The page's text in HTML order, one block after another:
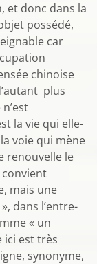
et donc dans la
possédé,
car
chinoise
plus
la vie qui elle-
voie qui mène
renouvelle le
convient
mais une
dans l’entre-
« un
ici est très
synonyme,